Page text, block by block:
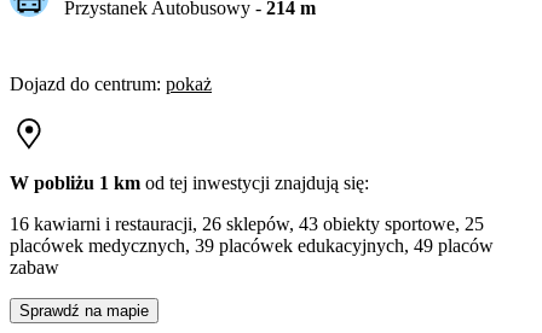
Przystanek Autobusowy - 214m
Dojazd do centrum: pokaż
W pobliżu 1 km od tej inwestycji znajdują się:
16 kawiarni i restauracji, 26 sklepów, 43 obiekty sportowe, 25
placówek medycznych, 39 placówek edukacyjnych, 49 placów
zabaw
Sprawdź na mapie